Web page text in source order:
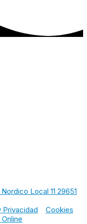
Local 11 29651
Privacidad
Cookies